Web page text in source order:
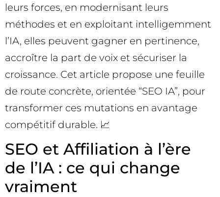
leurs forces, en modernisant leurs
méthodes et en exploitant intelligemment
l’IA, elles peuvent gagner en pertinence,
accroître la part de voix et sécuriser la
croissance. Cet article propose une feuille
de route concrète, orientée “SEO IA”, pour
transformer ces mutations en avantage
compétitif durable. 📈
SEO et Affiliation à l’ère
de l’IA : ce qui change
vraiment